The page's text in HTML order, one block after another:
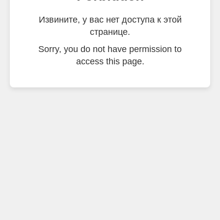
Извините, у вас нет доступа к этой
странице.
Sorry, you do not have permission to
access this page.